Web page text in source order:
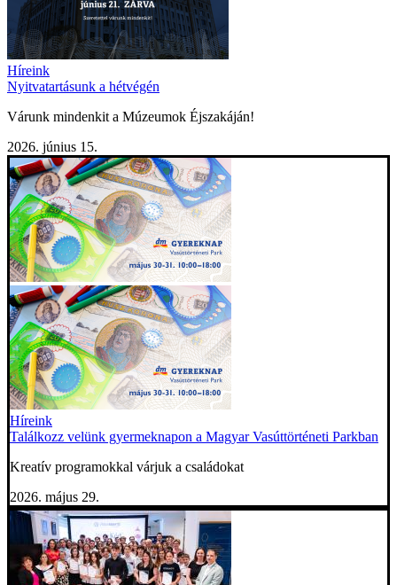
Híreink
Nyitvatartásunk a hétvégén
Várunk mindenkit a Múzeumok Éjszakáján!
2026. június 15.
Híreink
Találkozz velünk gyermeknapon a Magyar Vasúttörténeti Parkban
Kreatív programokkal várjuk a családokat
2026. május 29.